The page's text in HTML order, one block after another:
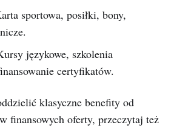
sportowa, posiłki, bony,
językowe, szkolenia
certyfikatów.
klasyczne benefity od
finansowych oferty, przeczytaj też